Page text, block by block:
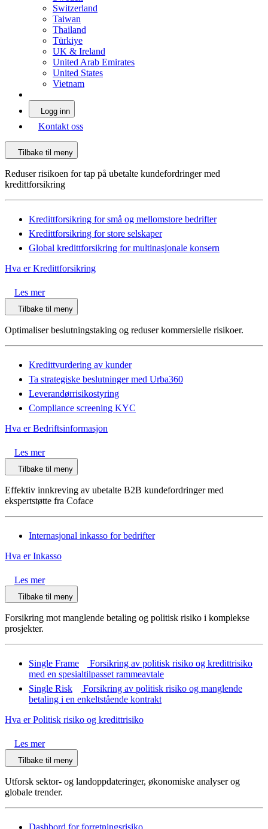
Switzerland
Taiwan
Thailand
Türkiye
UK & Ireland
United Arab Emirates
United States
Vietnam
Logg inn
Kontakt oss
Tilbake til meny
Reduser risikoen for tap på ubetalte kundefordringer med
kredittforsikring
Kredittforsikring for små og mellomstore bedrifter
Kredittforsikring for store selskaper
Global kredittforsikring for multinasjonale konsern
Hva er Kredittforsikring
Les mer
Tilbake til meny
Optimaliser beslutningstaking og reduser kommersielle risikoer.
Kredittvurdering av kunder
Ta strategiske beslutninger med Urba360
Leverandørrisikostyring
Compliance screening KYC
Hva er Bedriftsinformasjon
Les mer
Tilbake til meny
Effektiv innkreving av ubetalte B2B kundefordringer med
ekspertstøtte fra Coface
Internasjonal inkasso for bedrifter
Hva er Inkasso
Les mer
Tilbake til meny
Forsikring mot manglende betaling og politisk risiko i komplekse
prosjekter.
Single Frame
Forsikring av politisk risiko og kredittrisiko
med en spesialtilpasset rammeavtale
Single Risk
Forsikring av politisk risiko og manglende
betaling i en enkeltstående kontrakt
Hva er Politisk risiko og kredittrisiko
Les mer
Tilbake til meny
Utforsk sektor- og landoppdateringer, økonomiske analyser og
globale trender.
Dashbord for forretningsrisiko